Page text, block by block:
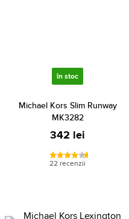
în stoc
Michael Kors Slim Runway
MK3282
342 lei
22 recenzii